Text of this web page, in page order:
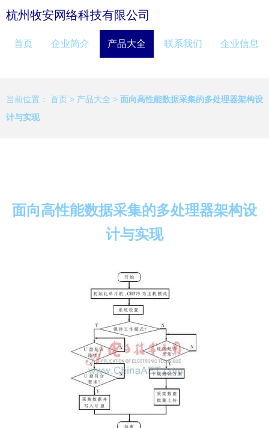
杭州牧安网络科技有限公司
首页 企业简介 产品大全 联系我们 企业信息
当前位置： 首页 > 产品大全 > 面向高性能数据采集的多处理器架构设
计与实现
面向高性能数据采集的多处理器架构设
计与实现